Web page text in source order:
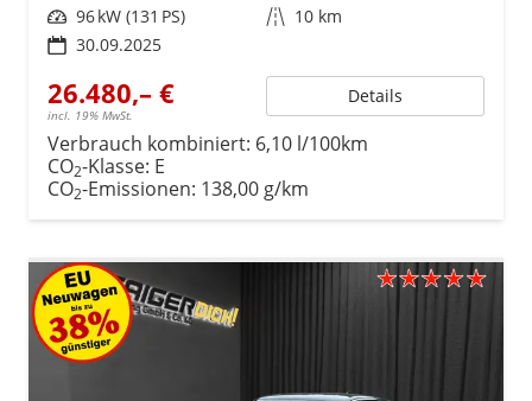
Leistung 96 kW (131 PS) Kilometerstand 10 km
30.09.2025
26.480,– €
incl. 19% MwSt.
Details
Verbrauch kombiniert: 6,10 l/100km
CO2-Klasse: E
CO2-Emissionen: 138,00 g/km